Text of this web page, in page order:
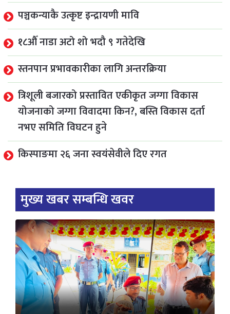
पञ्चकन्याकै उत्कृष्ट इन्द्रायणी मावि
१८औँ नाडा अटो शो भदौ ९ गतेदेखि
स्तनपान प्रभावकारीका लागि अन्तरक्रिया
त्रिशूली बजारको प्रस्तावित एकीकृत जग्गा विकास
योजनाको जग्गा विवादमा किन?, बस्ति विकास दर्ता
नभए समिति विघटन हुने
किस्पाङमा २६ जना स्वयंसेवीले दिए रगत
मुख्य खबर सम्बन्धि खवर